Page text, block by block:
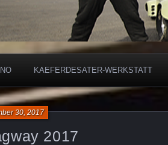
KAEFERDESATER-WERKSTATT
2017
30, 2017